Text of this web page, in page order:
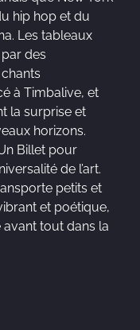
hip hop et du
Les tableaux
des
à Timbalive, et
la surprise et
horizons.
Billet pour
de l’art.
petits et
et poétique,
tout dans la